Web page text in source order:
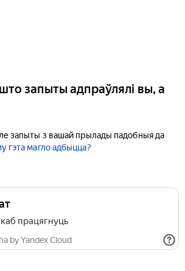
запыты адпраўлялі вы, а
запыты з вашай прылады падобныя да
гэта магло адбыцца?
каб працягнуць
by Yandex Cloud